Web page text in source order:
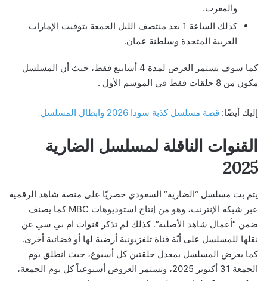
والمغرب.
كذلك الساعة 1 بعد منتصف الليل الجمعة بتوقيت الإمارات
العربية المتحدة وسلطنة عمان.
كما سوف يستمر العرض لمدة 4 أسابيع فقط، حيث أن المسلسل
مكون من 8 حلقات فقط في الموسم الأول .
إليك أيضًا: قصة مسلسل كذبة سودا 2026 وابطال المسلسل
القنوات الناقلة لمسلسل الضارية
2025
يتم بث مسلسل “الضارية” السعودي حصريًا على منصة شاهد الرقمية
عبر شبكة الإنترنت، وهو من إنتاج استوديوهات MBC كما يصنف
ضمن “أعمال شاهد الأصلية”. كذلك لم تذكر قنوات ام بي سي عن
نقلها للمسلسل على أيّة قناة تلفزيونية أرضية لها أو فضائية أخرى.
كما يعرض المسلسل بمعدل حلقتين كل أسبوع، حيث انطلق يوم
الجمعة 31 أكتوبر 2025، وتستمر العروض أسبوعياً كل يوم الجمعة،